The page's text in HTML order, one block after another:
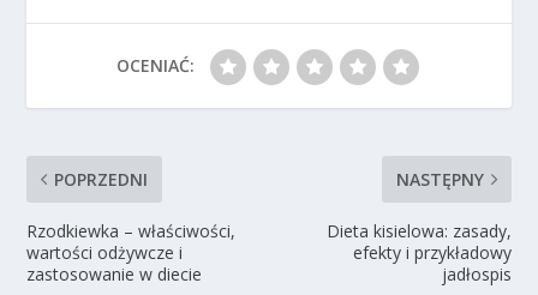
OCENIAĆ:
POPRZEDNI
Rzodkiewka – właściwości,
wartości odżywcze i
zastosowanie w diecie
NASTĘPNY
Dieta kisielowa: zasady,
efekty i przykładowy
jadłospis